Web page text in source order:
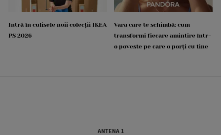
Intră în culisele noii colecții IKEA
PS 2026
Vara care te schimbă: cum
transformi fiecare amintire într-
o poveste pe care o porți cu tine
ANTENA 1